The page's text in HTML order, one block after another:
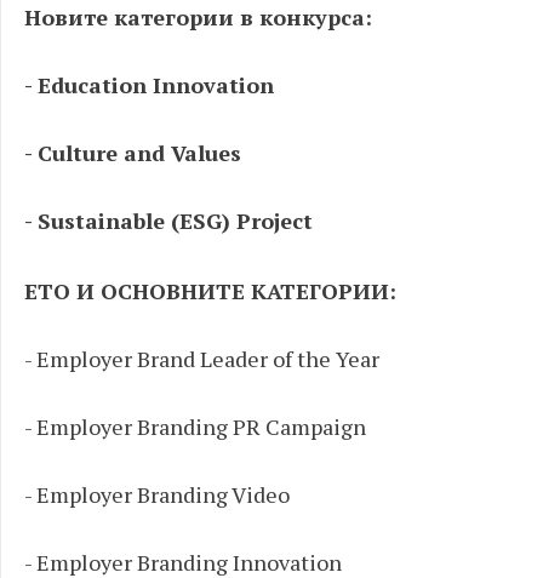
Новите категории в конкурса:
- Education Innovation
- Culture and Values
- Sustainable (ESG) Project
ЕТО И ОСНОВНИТЕ КАТЕГОРИИ:
- Employer Brand Leader of the Year
- Employer Branding PR Campaign
- Employer Branding Video
- Employer Branding Innovation